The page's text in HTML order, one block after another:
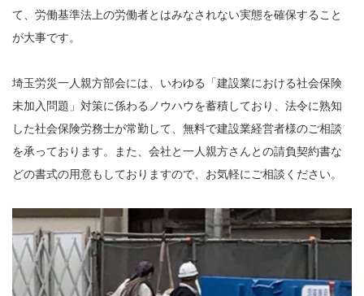
て、労働基準法上の労働者とはみなされない実態を確保すること
が大事です。
埼玉労災一人親方部会には、いわゆる「建設業における社会保険
未加入問題」対策に係わるノウハウを蓄積しており、法令に熟知
した社会保険労務士が常勤して、無料で建設業経営者様のご相談
を承っております。また、会社と一人親方さんとの請負契約書な
どの書式の用意もしておりますので、お気軽にご相談ください。